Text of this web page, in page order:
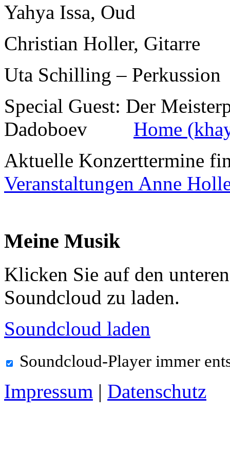
Yahya Issa, Oud
Christian Holler, Gitarre
Uta Schilling – Perkussion
Special Guest: Der
Dadoboev Home
Aktuelle Konzerttermine
Veranstaltungen Anne
Meine Musik
Klicken Sie auf den
Soundcloud zu laden.
Soundcloud laden
Soundcloud-Player immer
Impressum | Datenschutz